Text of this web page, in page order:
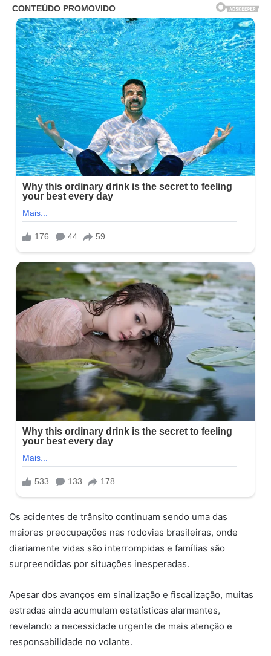
Os acidentes de trânsito continuam sendo uma das
maiores preocupações nas rodovias brasileiras, onde
diariamente vidas são interrompidas e famílias são
surpreendidas por situações inesperadas.
Apesar dos avanços em sinalização e fiscalização, muitas
estradas ainda acumulam estatísticas alarmantes,
revelando a necessidade urgente de mais atenção e
responsabilidade no volante.